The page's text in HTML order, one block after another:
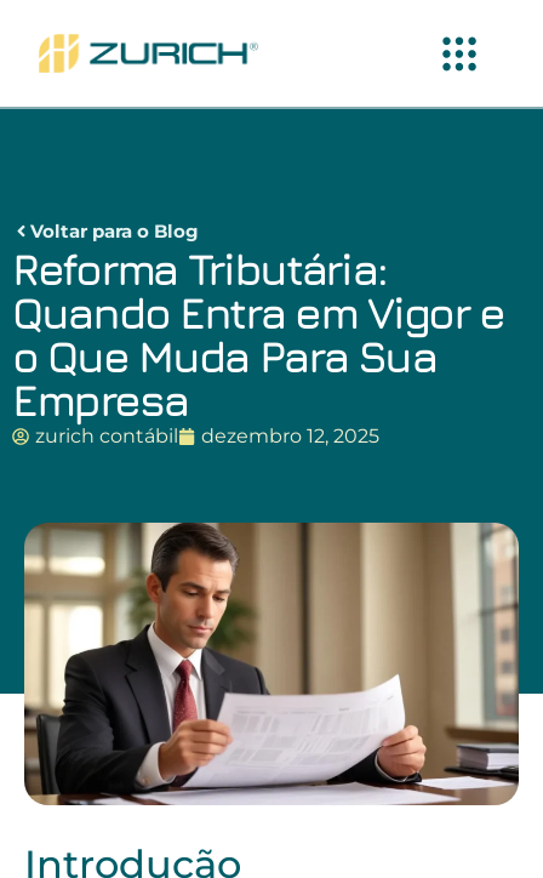
Voltar para o Blog
Reforma Tributária:
Quando Entra em Vigor e
o Que Muda Para Sua
Empresa
zurich contábil dezembro 12, 2025
Introdução